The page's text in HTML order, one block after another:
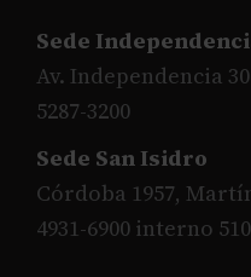
Sede
Av. Independencia
5287-3200
Sede San Isidro
Córdoba 1957,
4931-6900 interno